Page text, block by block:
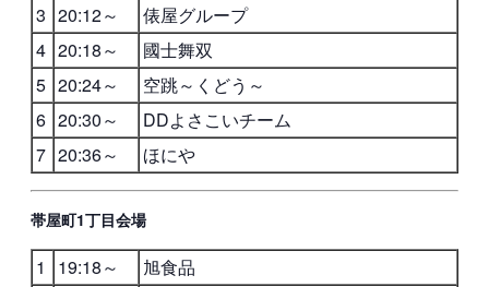
3 20:12～
俵屋グループ
4 20:18～
國士舞双
5 20:24～
空跳～くどう～
6 20:30～
DDよさこいチーム
7 20:36～ ほにや
帯屋町1丁目会場
1 19:18～
旭食品